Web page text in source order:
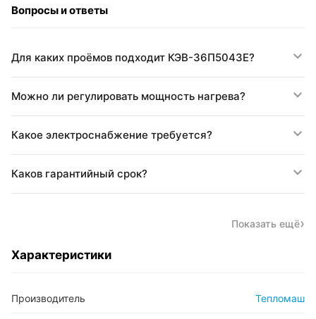
Вопросы и ответы
Для каких проёмов подходит КЭВ-36П5043Е?
Можно ли регулировать мощность нагрева?
Какое электроснабжение требуется?
Каков гарантийный срок?
Показать ещё
Характеристики
Производитель Тепломаш